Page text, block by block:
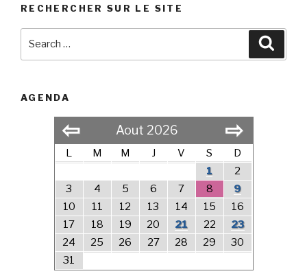
RECHERCHER SUR LE SITE
AGENDA
⇦ Aout 2026 ⇨
L M M J V S
D
1
2
3
4 5 6 7 8
9
10
11 12 13 14 15
16
17
18 19 20 21 22
23
24
25 26 27 28 29
30
31